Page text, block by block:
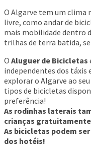
Noite
O Algarve tem um clima
livre, como andar de
mais mobilidade dentro
trilhas de terra batida,
O Aluguer de Bicicletas
independentes dos táxis
explorar o Algarve ao
tipos de bicicletas
preferência!
As rodinhas laterais
crianças
As bicicletas podem
dos hotéis!